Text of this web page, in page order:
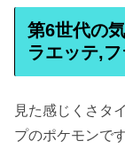
第6世代の
ラエッテ,
見た感じくさタ
プのポケモンで